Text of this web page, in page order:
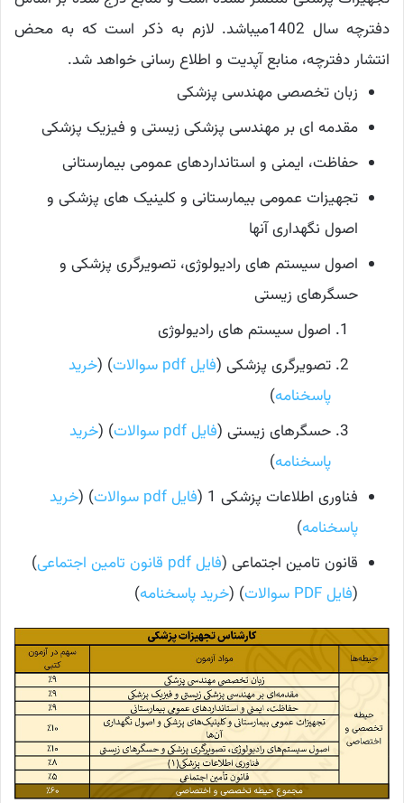
دفترچه سال 1402میباشد. لازم به ذکر است که به محض
انتشار دفترچه، منابع آپدیت و اطلاع رسانی خواهد شد.
زبان تخصصی مهندسی پزشکی
مقدمه ای بر مهندسی پزشکی زیستی و فیزیک پزشکی
حفاظت، ایمنی و استانداردهای عمومی بیمارستانی
تجهیزات عمومی بیمارستانی و کلینیک های پزشکی و
اصول نگهداری آنها
اصول سیستم های رادیولوژی، تصویرگری پزشکی و
حسگرهای زیستی
اصول سیستم های رادیولوژی
تصویرگری پزشکی (فایل pdf سوالات ) (خرید
پاسخنامه)
حسگرهای زیستی (فایل pdf سوالات ) (خرید
پاسخنامه)
فناوری اطلاعات پزشکی 1 (
فایل pdf سوالات ) (خرید
پاسخنامه)
قانون تامین اجتماعی (فایل pdf قانون تامین اجتماعی
)
(فایل PDF سوالات ) (خرید پاسخنامه)